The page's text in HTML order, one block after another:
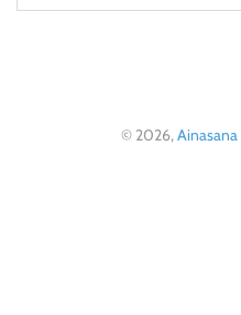
© 2026,Ainasana